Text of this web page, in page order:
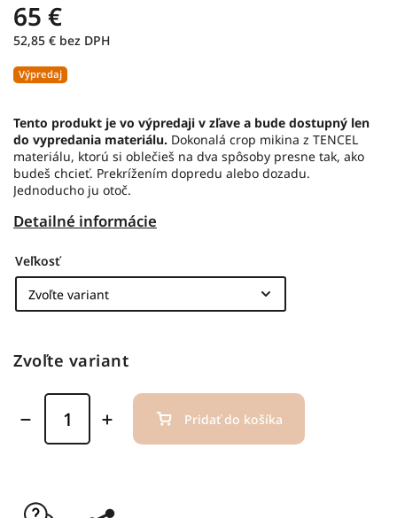
65 €
52,85 € bez DPH
Výpredaj
Tento produkt je vo výpredaji v zľave a bude dostupný len
do vypredania materiálu. Dokonalá crop mikina z TENCEL
materiálu, ktorú si oblečieš na dva spôsoby presne tak, ako
budeš chcieť. Prekrížením dopredu alebo dozadu.
Jednoducho ju otoč.
Detailné informácie
Veľkosť
Zvoľte variant
Pridať do košíka